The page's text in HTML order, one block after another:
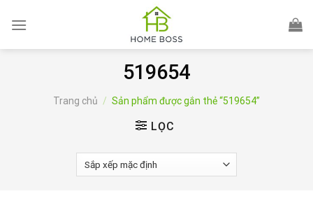
519654
Trang chủ / Sản phẩm được gắn thẻ “519654”
LỌC